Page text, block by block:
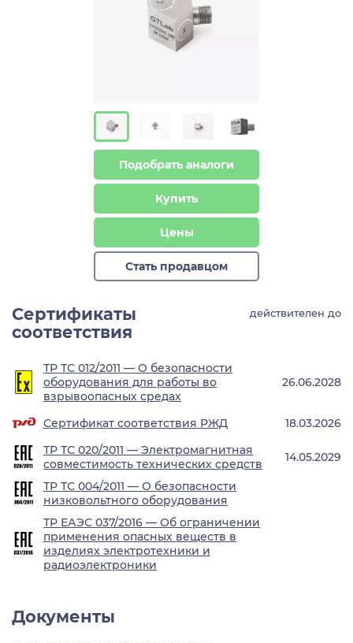
Подобрать аналоги
Купить
Цены
Стать продавцом
Сертификаты
соответствия
действителен до
ТР ТС 012/2011 — О безопасности
оборудования для работы во
взрывоопасных средах
26.06.2028
Сертификат соответствия РЖД
18.03.2026
ТР ТС 020/2011 — Электромагнитная
совместимость технических средств
14.05.2029
ТР ТС 004/2011 — О безопасности
низковольтного оборудования
ТР ЕАЭС 037/2016 — Об ограничении
применения опасных веществ в
изделиях электротехники и
радиоэлектроники
Документы